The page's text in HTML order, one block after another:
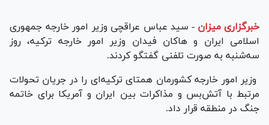
خبرگزاری میزان - سید عباس عراقچی وزیر امور خارجه جمهوری
اسلامی ایران و هاکان فیدان وزیر امور خارجه ترکیه، روز
سه‌شنبه به صورت تلفنی گفتگو کردند.
وزیر امور خارجه کشورمان همتای ترکیه‌ای را در جریان تحولات
مرتبط با آتش‌بس و مذاکرات بین ایران و آمریکا برای خاتمه
جنگ در منطقه قرار داد.